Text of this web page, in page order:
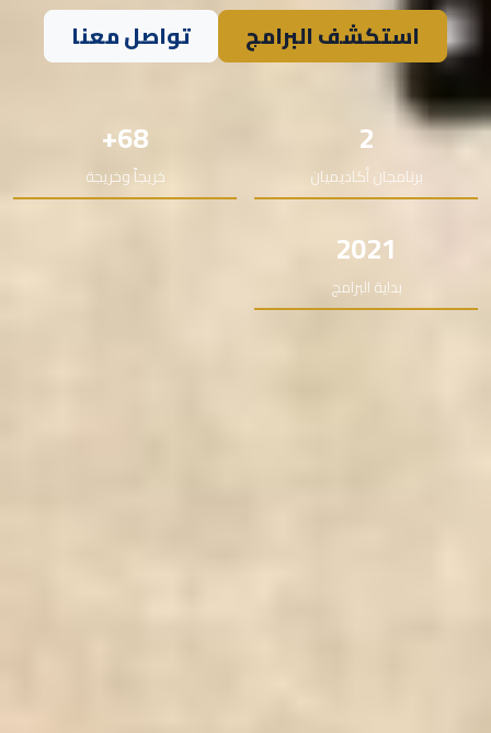
استكشف البرامج تواصل معنا
2
برنامجان أكاديميان
68+
خريجاً وخريجة
2021
بداية البرامج